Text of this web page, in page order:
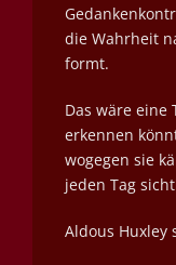
die Wahrheit
formt.
Das wäre eine
erkennen
wogegen sie
jeden Tag
Aldous Huxley